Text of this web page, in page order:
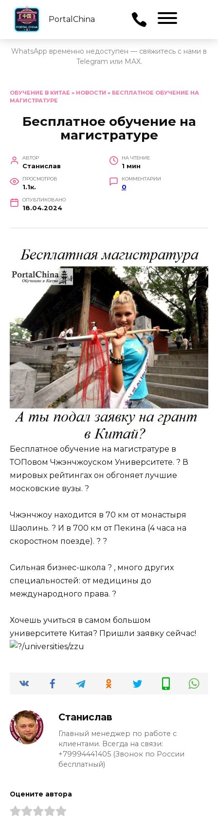
PortalChina
WhatsApp временно недоступен — свяжитесь с нами в
Telegram или MAX.
содержанию
ОБУЧЕНИЕ В КИТАЕ » НОВОСТИ » БЕСПЛАТНОЕ ОБУЧЕНИЕ НА
МАГИСТРАТУРЕ
Бесплатное обучение на
магистратуре
АВТОР
Станислав
НА ЧТЕНИЕ
1 мин
ПРОСМОТРОВ
1.1к.
КОММЕНТАРИИ
0
ОПУБЛИКОВАНО
18.04.2024
Бесплатное обучение на магистратуре в
ТОПовом Чжэнчжоуском Университете. ? В
мировых рейтингах он обгоняет лучшие
московские вузы. ?
Чжэнчжоу находится в 70 км от монастыря
Шаолинь. ? И в 700 км от Пекина (4 часа на
скоростном поезде). ? ?
Сильная бизнес-школа ? , много других
специальностей: от медицины до
международного права. ?
Хочешь учиться в самом большом
университете Китая? Пришли заявку сейчас!
/universities/zzu
Станислав
Главный менеджер по работе с
клиентами. Всегда на связи:
+79994441405 (Звонок по России
бесплатный)
Оцените автора